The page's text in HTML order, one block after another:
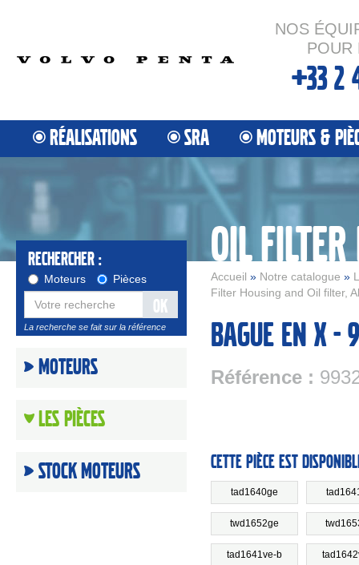
NOS
POUR
+33 2
RÉALISATIONS SRA MOTEURS &
Accueil » Notre catalogue »
Filter Housing and Oil filter,
Rechercher :
Moteurs Pièces
OK
La recherche se fait sur la référence
Moteurs
Les Pièces
Stock moteurs
Bague en x -
Référence :
Cette pièce est
tad1640ge
twd1652ge
tad1641ve-b